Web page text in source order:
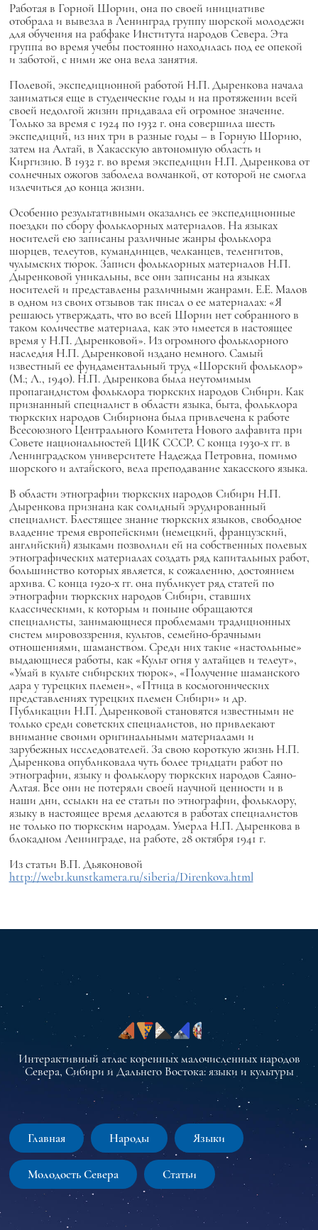
Работая в Горной Шории, она по своей инициативе
отобрала и вывезла в Ленинград группу шорской молодежи
для обучения на рабфаке Института народов Севера. Эта
группа во время учебы постоянно находилась под ее опекой
и заботой, с ними же она вела занятия.
Полевой, экспедиционной работой Н.П. Дыренкова начала
заниматься еще в студенческие годы и на протяжении всей
своей недолгой жизни придавала ей огромное значение.
Только за время с 1924 по 1932 г. она совершила шесть
экспедиций, из них три в разные годы – в Горную Шорию,
затем на Алтай, в Хакасскую автономную область и
Киргизию. В 1932 г. во время экспедиции Н.П. Дыренкова от
солнечных ожогов заболела волчанкой, от которой не смогла
излечиться до конца жизни.
Особенно результативными оказались ее экспедиционные
поездки по сбору фольклорных материалов. На языках
носителей ею записаны различные жанры фольклора
шорцев, телеутов, кумандинцев, челканцев, теленгитов,
чулымских тюрок. Записи фольклорных материалов Н.П.
Дыренковой уникальны, все они записаны на языках
носителей и представлены различными жанрами. Е.Е. Малов
в одном из своих отзывов так писал о ее материалах: «Я
решаюсь утверждать, что во всей Шории нет собранного в
таком количестве материала, как это имеется в настоящее
время у Н.П. Дыренковой». Из огромного фольклорного
наследия Н.П. Дыренковой издано немного. Самый
известный ее фундаментальный труд «Шорский фольклор»
(М.; Л., 1940). Н.П. Дыренкова была неутомимым
пропагандистом фольклора тюркских народов Сибири. Как
признанный специалист в области языка, быта, фольклора
тюркских народов Сибириона была привлечена к работе
Всесоюзного Центрального Комитета Нового алфавита при
Совете национальностей ЦИК СССР. С конца 1930-х гг. в
Ленинградском университете Надежда Петровна, помимо
шорского и алтайского, вела преподавание хакасского языка.
В области этнографии тюркских народов Сибири Н.П.
Дыренкова признана как солидный эрудированный
специалист. Блестящее знание тюркских языков, свободное
владение тремя европейскими (немецкий, французский,
английский) языками позволили ей на собственных полевых
этнографических материалах создать ряд капитальных работ,
большинство которых является, к сожалению, достоянием
архива. С конца 1920-х гг. она публикует ряд статей по
этнографии тюркских народов Сибири, ставших
классическими, к которым и поныне обращаются
специалисты, занимающиеся проблемами традиционных
систем мировоззрения, культов, семейно-брачными
отношениями, шаманством. Среди них такие «настольные»
выдающиеся работы, как «Культ огня у алтайцев и телеут»,
«Умай в культе сибирских тюрок», «Получение шаманского
дара у турецких племен», «Птица в космогонических
представлениях турецких племен Сибири» и др.
Публикации Н.П. Дыренковой становятся известными не
только среди советских специалистов, но привлекают
внимание своими оригинальными материалами и
зарубежных исследователей. За свою короткую жизнь Н.П.
Дыренкова опубликовала чуть более тридцати работ по
этнографии, языку и фольклору тюркских народов Саяно-
Алтая. Все они не потеряли своей научной ценности и в
наши дни, ссылки на ее статьи по этнографии, фольклору,
языку в настоящее время делаются в работах специалистов
не только по тюркским народам. Умерла Н.П. Дыренкова в
блокадном Ленинграде, на работе, 28 октября 1941 г.
Из статьи В.П. Дьяконовой
http://web1.kunstkamera.ru/siberia/Direnkova.html
Интерактивный атлас коренных малочисленных народов
Севера, Сибири и Дальнего Востока: языки и культуры
Главная Народы Языки
Молодость Севера Статьи